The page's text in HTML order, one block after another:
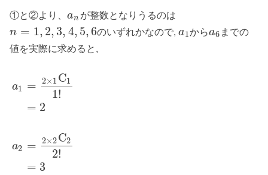
①と②より、an が整数となりうるのは
n = 1, 2, 3, 4, 5,6のいずれかなので,a1からa6 までの
値を実際に求めると,
a1
a2
= 2×1 C1
1!
= 2
= 2×2C2
2!
= 3